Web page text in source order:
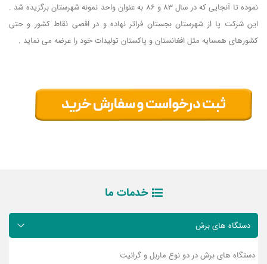
نموده تا آنجایی که در سال 83 و 86 به عنوان واحد نمونه شهرستان برگزیده شد .
این شرکت پا از شهرستان بجستان فراتر نهاده و در اقصی نقاط کشور و حتی
کشورهای همسایه مثل افغانستان و پاکستان تولیدات خود را عرضه می نماید .
خدمات ما
دستگاه های برش
دستگاه های برش در دو نوع ماربل و گرانیت